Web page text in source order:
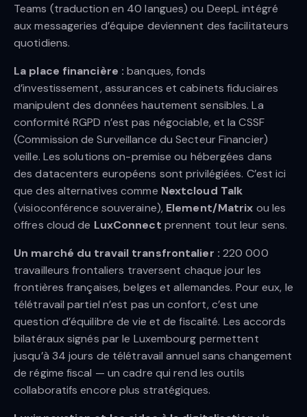
Teams (traduction en 40 langues) ou DeepL intégré
aux messageries d’équipe deviennent des facilitateurs
quotidiens.
La place financière : banques, fonds
d’investissement, assurances et cabinets fiduciaires
manipulent des données hautement sensibles. La
conformité RGPD n’est pas négociable, et la CSSF
(Commission de Surveillance du Secteur Financier)
veille. Les solutions on-premise ou hébergées dans
des datacenters européens sont privilégiées. C’est ici
que des alternatives comme Nextcloud Talk
(visioconférence souveraine), Element/Matrix ou les
offres cloud de LuxConnect prennent tout leur sens.
Un marché du travail transfrontalier : 220 000
travailleurs frontaliers traversent chaque jour les
frontières françaises, belges et allemandes. Pour eux, le
télétravail partiel n’est pas un confort, c’est une
question d’équilibre de vie et de fiscalité. Les accords
bilatéraux signés par le Luxembourg permettent
jusqu’à 34 jours de télétravail annuel sans changement
de régime fiscal — un cadre qui rend les outils
collaboratifs encore plus stratégiques.